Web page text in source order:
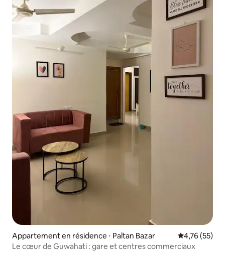
Appartement en résidence ⋅ Paltan Bazar Évaluation
4,76 (55)
Le cœur de Guwahati : gare et centres commerciaux